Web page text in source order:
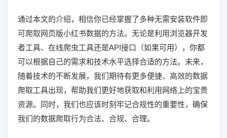
通过本文的介绍，相信你已经掌握了多种无需安装软件即
可爬取网页版小红书数据的方法。无论是利用浏览器开发
者工具、在线爬虫工具还是API接口（如果可用），你都
可以根据自己的需求和技术水平选择合适的方法。未来，
随着技术的不断发展，我们期待有更多便捷、高效的数据
爬取工具出现，帮助我们更好地获取和利用网络上的宝贵
资源。同时，我们也应该时刻牢记合规性的重要性，确保
我们的数据爬取行为合法、合规、合理。